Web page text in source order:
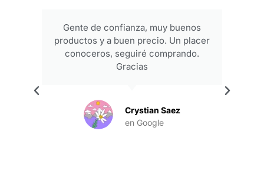
Gente de confianza, muy buenos
productos y a buen precio. Un placer
conoceros, seguiré comprando.
Gracias
Crystian Saez
en Google